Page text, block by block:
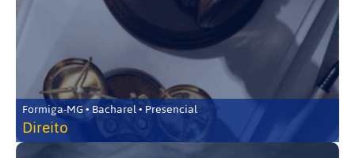
Formiga-MG • Bacharel • Presencial
Direito